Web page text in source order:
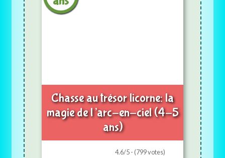
Chasse au trésor licorne: la
magie de l’arc-en-ciel (4-5
ans)
4.6/5 - (799 votes)